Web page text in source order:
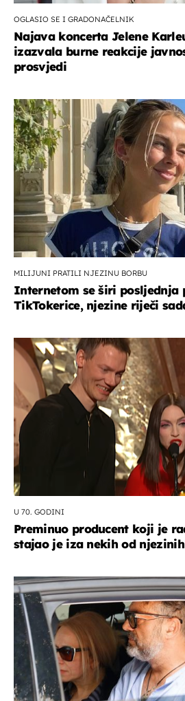
OGLASIO SE I GRADONAČELNIK
Najava koncerta Jelene
izazvala burne reakcije
prosvjedi
MILIJUNI PRATILI NJEZINU BORBU
Internetom se širi posljednja
TikTokerice, njezine riječi
U 70. GODINI
Preminuo producent koji je
stajao je iza nekih od